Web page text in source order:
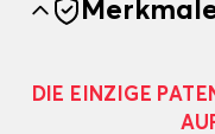
DIE EINZIGE